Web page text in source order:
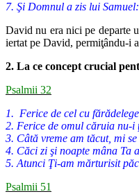
7. Şi Domnul a zis lui
David nu era nici pe departe
iertat pe David, permiţându-i
2. La ce concept crucial
Psalmii 32
1. Ferice de cel cu
2. Ferice de omul căruia nu-i
3. Câtă vreme am tăcut, mi
4. Căci zi şi noapte mâna Ta
5. Atunci Ţi-am mărturisit
Psalmii 51